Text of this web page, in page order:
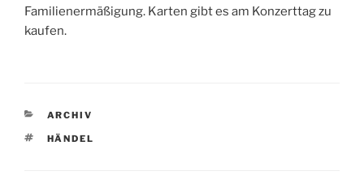
Familienermäßigung. Karten gibt es am Konzerttag zu
kaufen.
KATEGORIEN
ARCHIV
SCHLAGWÖRTER
HÄNDEL